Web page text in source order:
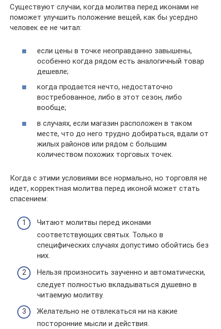
Существуют случаи, когда молитва перед иконами не
поможет улучшить положение вещей, как бы усердно
человек ее не читал:
если цены в точке неоправданно завышены,
особенно когда рядом есть аналогичный товар
дешевле;
когда продается нечто, недостаточно
востребованное, либо в этот сезон, либо
вообще;
в случаях, если магазин расположен в таком
месте, что до него трудно добираться, вдали от
жилых районов или рядом с большим
количеством похожих торговых точек.
Когда с этими условиями все нормально, но торговля не
идет, корректная молитва перед иконой может стать
спасением:
Читают молитвы перед иконами
соответствующих святых. Только в
специфических случаях допустимо обойтись без
них.
Нельзя произносить заученно и автоматически,
следует полностью вкладываться душевно в
читаемую молитву.
Желательно не отвлекаться ни на какие
посторонние мысли и действия.